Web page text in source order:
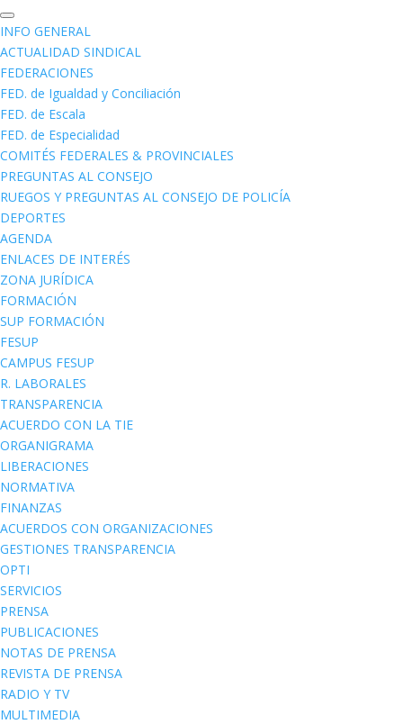
INFO GENERAL
ACTUALIDAD SINDICAL
FEDERACIONES
FED. de Igualdad y Conciliación
FED. de Escala
FED. de Especialidad
COMITÉS FEDERALES & PROVINCIALES
PREGUNTAS AL CONSEJO
RUEGOS Y PREGUNTAS AL CONSEJO DE POLICÍA
DEPORTES
AGENDA
ENLACES DE INTERÉS
ZONA JURÍDICA
FORMACIÓN
SUP FORMACIÓN
FESUP
CAMPUS FESUP
R. LABORALES
TRANSPARENCIA
ACUERDO CON LA TIE
ORGANIGRAMA
LIBERACIONES
NORMATIVA
FINANZAS
ACUERDOS CON ORGANIZACIONES
GESTIONES TRANSPARENCIA
OPTI
SERVICIOS
PRENSA
PUBLICACIONES
NOTAS DE PRENSA
REVISTA DE PRENSA
RADIO Y TV
MULTIMEDIA